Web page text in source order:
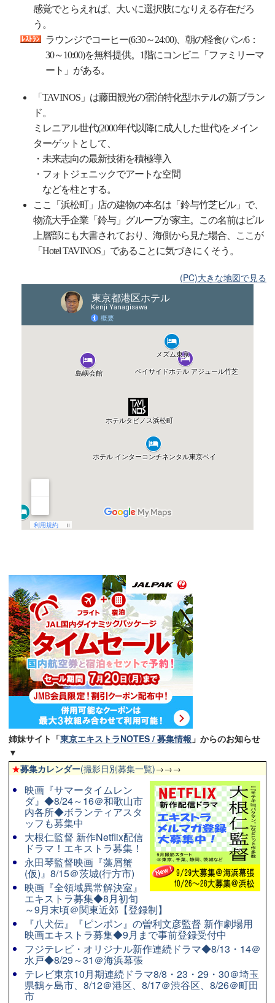
感覚でとらえれば、大いに選択肢になりえる存在だろ
う。
ラウンジでコーヒー(6:30～24:00)、朝の軽食(パン/6：
30～10:00)を無料提供。1階にコンビニ「ファミリーマ
ート」がある。
「TAVINOS」は藤田観光の宿泊特化型ホテルの新ブラン
ド。
ミレニアル世代(2000年代以降に成人した世代)をメイン
ターゲットとして、
・未来志向の最新技術を積極導入
・フォトジェニックでアートな空間
などを柱とする。
ここ「浜松町」店の建物の本名は「鈴与竹芝ビル」で、
物流大手企業「鈴与」グループが家主。この名前はビル
上層部にも大書されており、海側から見た場合、ここが
「Hotel TAVINOS」であることに気づきにくそう。
(PC)大きな地図で見る
姉妹サイト「東京エキストラNOTES / 募集情報 」からのお知らせ
▼
★募集カレンダー(撮影日別募集一覧)→→→
映画『サマータイムレン
ダ』◆8/24～16＠和歌山市
内各所◆ボランティアスタ
ッフも募集中
大根仁監督 新作Netflix配信
ドラマ！エキストラ募集！
永田琴監督映画『藻屑蟹
(仮)』8/15＠茨城(行方市)
映画『全領域異常解決室』
エキストラ募集◆8月初旬
～9月末頃＠関東近郊【登録制】
『八犬伝』『ピンポン』の曽利文彦監督 新作劇場用
映画エキストラ募集◆9月まで事前登録受付中
フジテレビ・オリジナル新作連続ドラマ◆8/13・14＠
水戸◆8/29～31＠海浜幕張
テレビ東京10月期連続ドラマ8/8・23・29・30＠埼玉
県鶴ヶ島市、8/12＠港区、8/17＠渋谷区、8/26＠町田
市